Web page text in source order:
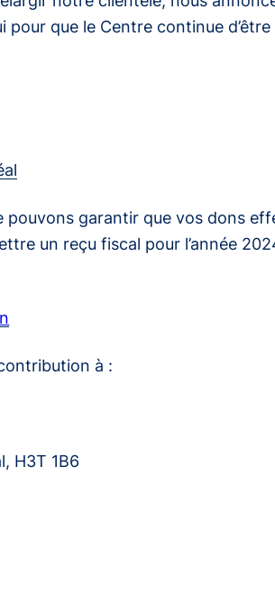
que le Centre continue
pouvons garantir que vos dons
un reçu fiscal pour l’année
à :
H3T 1B6